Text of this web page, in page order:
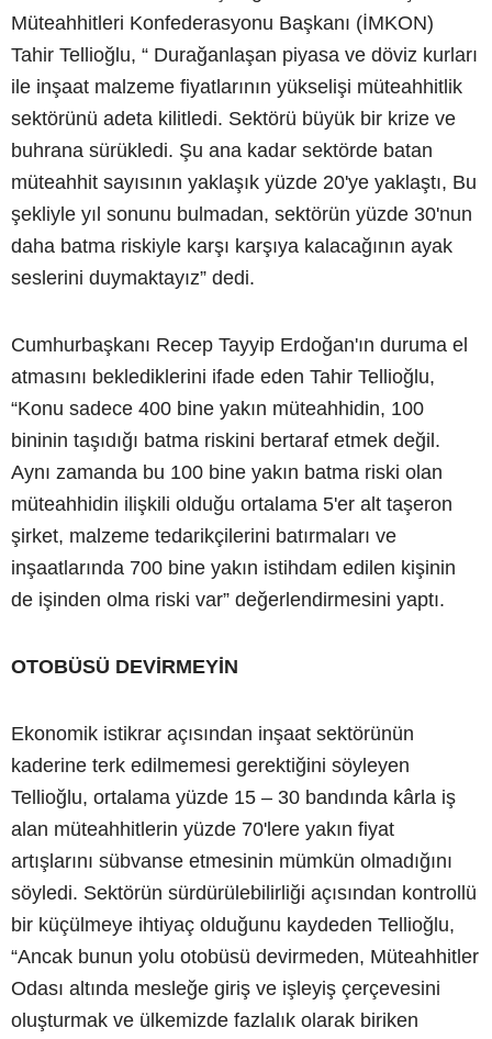
Müteahhitleri Konfederasyonu Başkanı (İMKON)
Tahir Tellioğlu, “ Durağanlaşan piyasa ve döviz kurları
ile inşaat malzeme fiyatlarının yükselişi müteahhitlik
sektörünü adeta kilitledi. Sektörü büyük bir krize ve
buhrana sürükledi. Şu ana kadar sektörde batan
müteahhit sayısının yaklaşık yüzde 20'ye yaklaştı, Bu
şekliyle yıl sonunu bulmadan, sektörün yüzde 30'nun
daha batma riskiyle karşı karşıya kalacağının ayak
seslerini duymaktayız” dedi.
Cumhurbaşkanı Recep Tayyip Erdoğan'ın duruma el
atmasını beklediklerini ifade eden Tahir Tellioğlu,
“Konu sadece 400 bine yakın müteahhidin, 100
bininin taşıdığı batma riskini bertaraf etmek değil.
Aynı zamanda bu 100 bine yakın batma riski olan
müteahhidin ilişkili olduğu ortalama 5'er alt taşeron
şirket, malzeme tedarikçilerini batırmaları ve
inşaatlarında 700 bine yakın istihdam edilen kişinin
de işinden olma riski var” değerlendirmesini yaptı.
OTOBÜSÜ DEVİRMEYİN
Ekonomik istikrar açısından inşaat sektörünün
kaderine terk edilmemesi gerektiğini söyleyen
Tellioğlu, ortalama yüzde 15 – 30 bandında kârla iş
alan müteahhitlerin yüzde 70'lere yakın fiyat
artışlarını sübvanse etmesinin mümkün olmadığını
söyledi. Sektörün sürdürülebilirliği açısından kontrollü
bir küçülmeye ihtiyaç olduğunu kaydeden Tellioğlu,
“Ancak bunun yolu otobüsü devirmeden, Müteahhitler
Odası altında mesleğe giriş ve işleyiş çerçevesini
oluşturmak ve ülkemizde fazlalık olarak biriken